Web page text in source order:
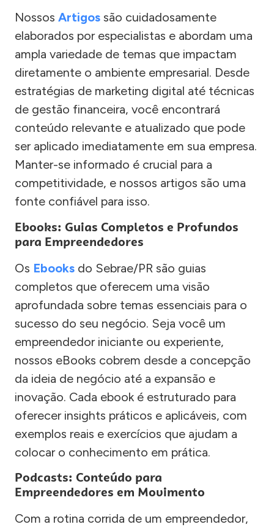
Nossos Artigos são cuidadosamente
elaborados por especialistas e abordam uma
ampla variedade de temas que impactam
diretamente o ambiente empresarial. Desde
estratégias de marketing digital até técnicas
de gestão financeira, você encontrará
conteúdo relevante e atualizado que pode
ser aplicado imediatamente em sua empresa.
Manter-se informado é crucial para a
competitividade, e nossos artigos são uma
fonte confiável para isso.
Ebooks: Guias Completos e Profundos
para Empreendedores
Os Ebooks do Sebrae/PR são guias
completos que oferecem uma visão
aprofundada sobre temas essenciais para o
sucesso do seu negócio. Seja você um
empreendedor iniciante ou experiente,
nossos eBooks cobrem desde a concepção
da ideia de negócio até a expansão e
inovação. Cada ebook é estruturado para
oferecer insights práticos e aplicáveis, com
exemplos reais e exercícios que ajudam a
colocar o conhecimento em prática.
Podcasts: Conteúdo para
Empreendedores em Movimento
Com a rotina corrida de um empreendedor,